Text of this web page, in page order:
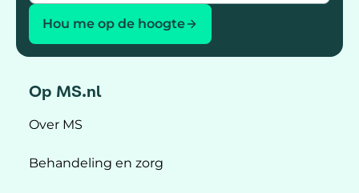
Hou me op de hoogte
Op MS.nl
Over MS
Behandeling en zorg